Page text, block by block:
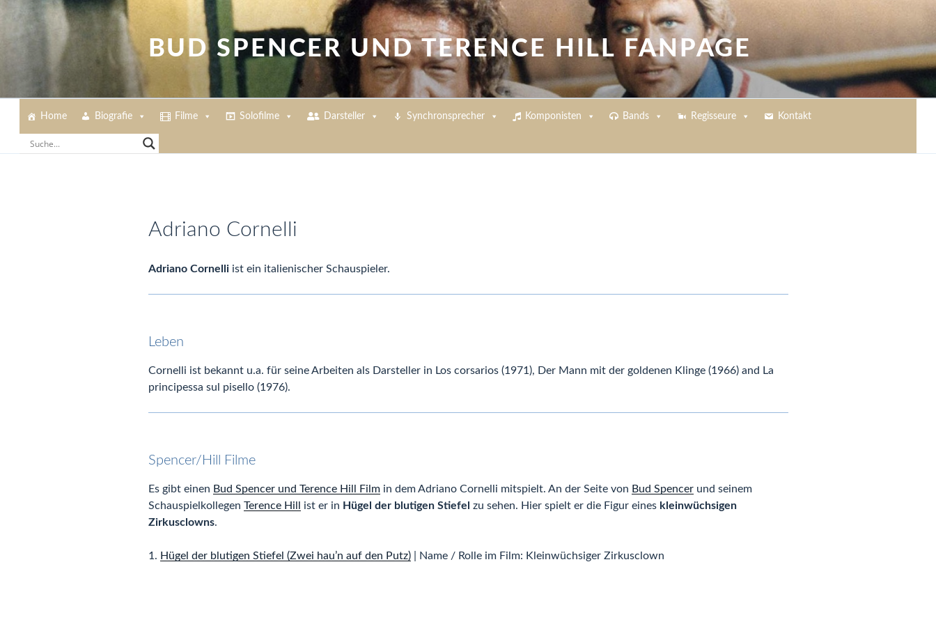
BUD SPENCER UND TERENCE HILL FANPAGE
Home Biografie Filme Solofilme Darsteller Synchronsprecher Komponisten Bands Regisseure Kontakt
Adriano Cornelli
Adriano Cornelliist ein italienischer Schauspieler.
Leben
Cornelli ist bekannt u.a. für seine Arbeiten als Darsteller in Los corsarios (1971), Der Mann mit der goldenen Klinge (1966) and La
principessa sul pisello (1976).
Spencer/Hill Filme
Es gibt einen Bud Spencer und Terence Hill Filmin dem Adriano Cornelli mitspielt. An der Seite von Bud Spencerund seinem
Schauspielkollegen Terence Hill ist er in Hügel der blutigen Stiefel zu sehen. Hier spielt er die Figur eines kleinwüchsigen
Zirkusclowns.
1. Hügel der blutigen Stiefel (Zwei hau’n auf den Putz)| Name / Rolle im Film: Kleinwüchsiger Zirkusclown